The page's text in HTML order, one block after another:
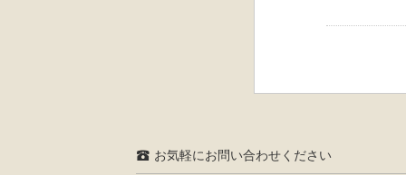
お気軽にお問い合わせください